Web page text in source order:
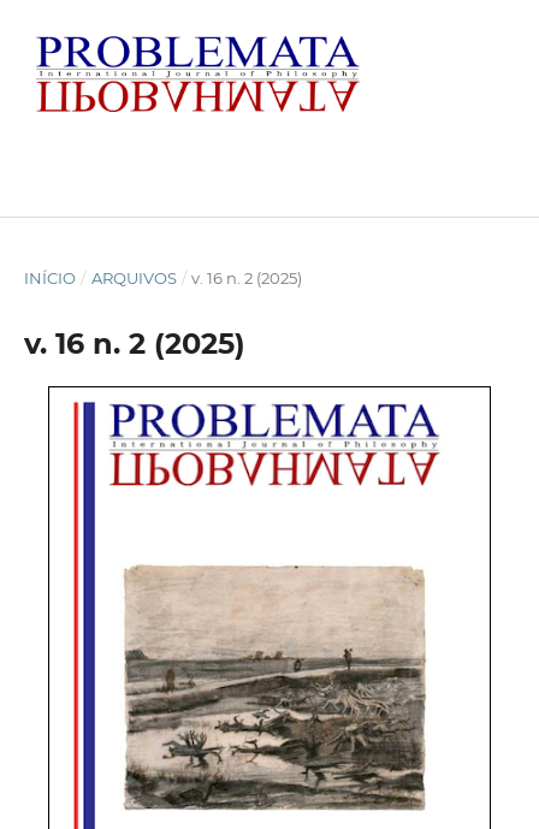
INÍCIO / ARQUIVOS / v. 16 n. 2 (2025)
v. 16 n. 2 (2025)